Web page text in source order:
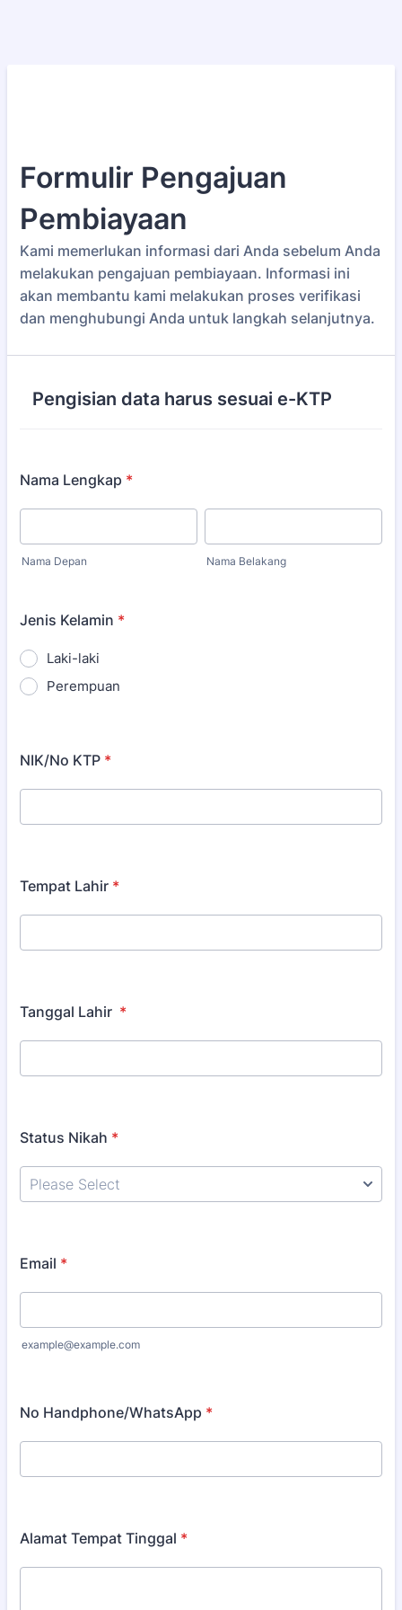
Formulir Pengajuan
Pembiayaan
Kami memerlukan informasi dari Anda sebelum Anda
melakukan pengajuan pembiayaan. Informasi ini
akan membantu kami melakukan proses verifikasi
dan menghubungi Anda untuk langkah selanjutnya.
Pengisian data harus sesuai e-KTP
Nama Lengkap *
Nama Depan Nama Belakang
Jenis Kelamin *
Laki-laki
Perempuan
NIK/No KTP *
Tempat Lahir *
Tanggal Lahir *
Status Nikah *
Email *
example@example.com
No Handphone/WhatsApp *
Alamat Tempat Tinggal *